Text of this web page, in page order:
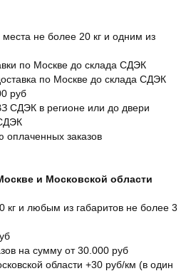
места не более 20 кг и одним из
по Москве до склада СДЭК
по Москве до склада СДЭК
руб
СДЭК в регионе или до двери
оплаченных заказов
и Московской области
кг и любым из габаритов не более 3
на сумму от 30.000 руб
области +30 руб/км (в один